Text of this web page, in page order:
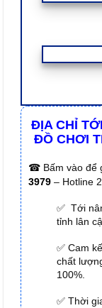
ĐỊA CHỈ
ĐỒ CHƠI
☎ Bấm vào để
3979 – Hotline
✅ Tới
tỉnh lân
✅ Cam
chất
100%.
✅ Thời